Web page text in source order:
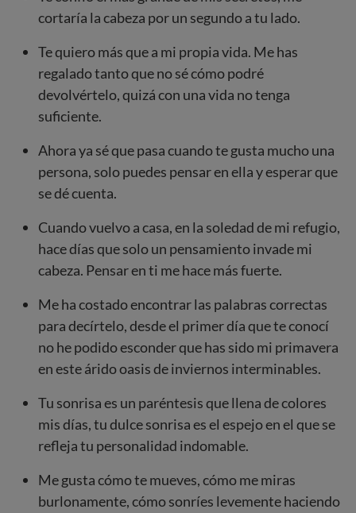
cortaría la cabeza por un segundo a tu lado.
Te quiero más que a mi propia vida. Me has
regalado tanto que no sé cómo podré
devolvértelo, quizá con una vida no tenga
suficiente.
Ahora ya sé que pasa cuando te gusta mucho una
persona, solo puedes pensar en ella y esperar que
se dé cuenta.
Cuando vuelvo a casa, en la soledad de mi refugio,
hace días que solo un pensamiento invade mi
cabeza. Pensar en ti me hace más fuerte.
Me ha costado encontrar las palabras correctas
para decírtelo, desde el primer día que te conocí
no he podido esconder que has sido mi primavera
en este árido oasis de inviernos interminables.
Tu sonrisa es un paréntesis que llena de colores
mis días, tu dulce sonrisa es el espejo en el que se
refleja tu personalidad indomable.
Me gusta cómo te mueves, cómo me miras
burlonamente, cómo sonríes levemente haciendo